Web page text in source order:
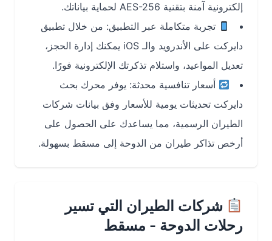
إلكترونية آمنة بتقنية AES-256 لحماية بياناتك.
تجربة متكاملة عبر التطبيق: من خلال تطبيق
دايركت على الأندرويد والـ iOS يمكنك إدارة الحجز،
تعديل المواعيد، واستلام تذكرتك الإلكترونية فورًا.
أسعار تنافسية محدثة: يوفر محرك بحث
دايركت تحديثات يومية للأسعار وفق بيانات شركات
الطيران الرسمية، مما يساعدك على الحصول على
أرخص تذاكر طيران من الدوحة إلى مسقط بسهولة.
شركات الطيران التي تسير
رحلات الدوحة - مسقط